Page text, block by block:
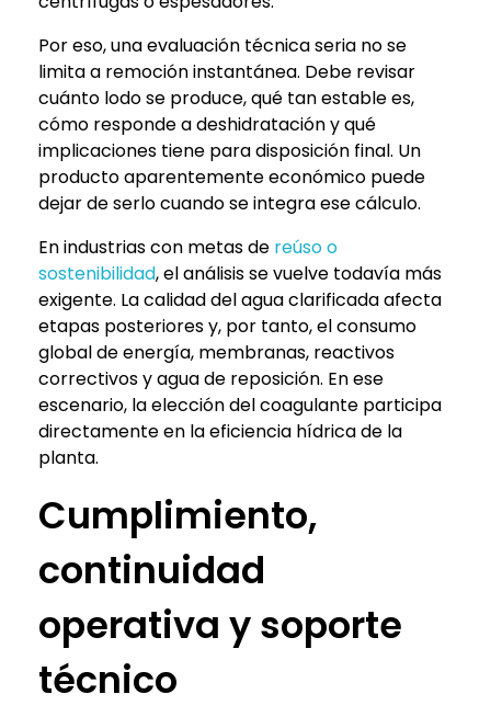
Por eso, una evaluación técnica seria no se
limita a remoción instantánea. Debe revisar
cuánto lodo se produce, qué tan estable es,
cómo responde a deshidratación y qué
implicaciones tiene para disposición final. Un
producto aparentemente económico puede
dejar de serlo cuando se integra ese cálculo.
En industrias con metas de reúso o
sostenibilidad, el análisis se vuelve todavía más
exigente. La calidad del agua clarificada afecta
etapas posteriores y, por tanto, el consumo
global de energía, membranas, reactivos
correctivos y agua de reposición. En ese
escenario, la elección del coagulante participa
directamente en la eficiencia hídrica de la
planta.
Cumplimiento,
continuidad
operativa y soporte
técnico